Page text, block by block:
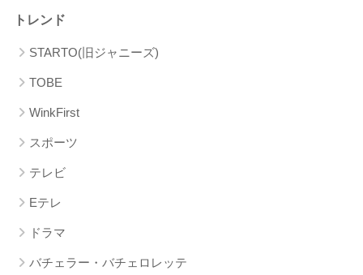
トレンド
STARTO(旧ジャニーズ)
TOBE
WinkFirst
スポーツ
テレビ
Eテレ
ドラマ
バチェラー・バチェロレッテ